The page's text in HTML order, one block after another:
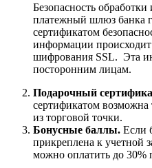
Безопасность
платежный шлюз банка
сертификатом
информации
шифрования SSL. Эта
посторонним лицам.
Подарочный
сертификатом возможна
из торговой точки.
Бонусные баллы. Если
прикреплена к учетной
можно оплатить до